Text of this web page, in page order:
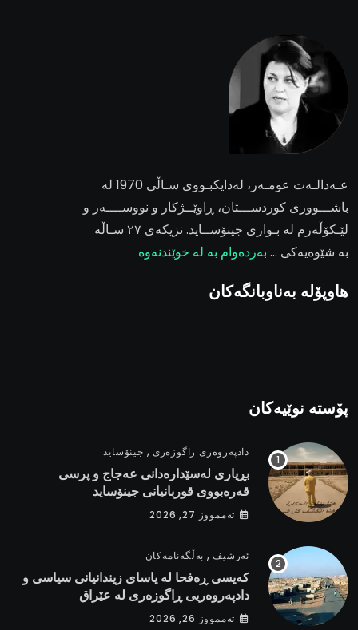
عـەدالـەت عومـەر ، لەدایکبـووی سـاڵی 1970 لە
باشـــووری کوردســـتان، ڕاوێــژکار و نووســــەر و
لێـکۆڵەرم لە بـواری جینۆســاید. نزیکەی ٢٧ سـاڵە
بە شێوەیەکی … بەردەوام بە لە خوێندنەوە
هاوپۆلە بەناوبانگەکان
پۆستە نوێیەکان
دادپەروەری راگوزەری , جینۆساید
بڕیاری لەسێدارەدانی عەجاج و پرسی
قەرەبووی قوربانیانی جینۆساید
تەممووز 27, 2026
ئەرشیف, بەڵگەنامەکان
کەیسی ڕەفحا لە یاسای زیندانیانی سیاسی و
دادپەروەریی ڕاگوزەری لە عێراق
تەممووز 26, 2026